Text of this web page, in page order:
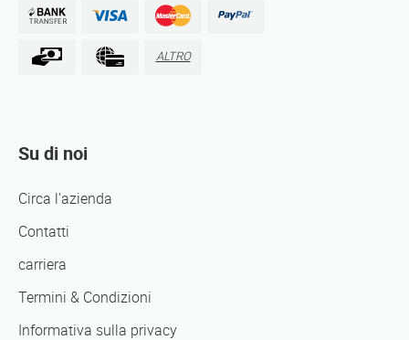
ALTRO
Su di noi
Circa l'azienda
Contatti
carriera
Termini & Condizioni
Informativa sulla privacy